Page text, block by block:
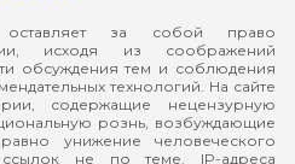
оставляет за собой право
исходя из соображений
обсуждения тем и соблюдения
технологий. На сайте
содержащие нецензурную
рознь, возбуждающие
унижение человеческого
ссылок не по теме. IP-адреса